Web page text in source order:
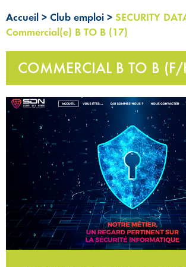
Accueil > Club emploi > SECURITY
Commercial(e) B TO B (17)
COMMERCIAL B TO B (F/